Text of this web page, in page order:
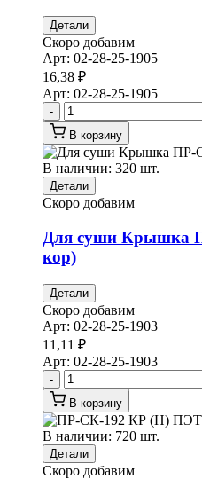
Детали
Скоро добавим
Арт: 02-28-25-1905
16,38 ₽
Арт: 02-28-25-1905
-
В корзину
В наличии: 320 шт.
Детали
Скоро добавим
Для суши Крышка
кор)
Детали
Скоро добавим
Арт: 02-28-25-1903
11,11 ₽
Арт: 02-28-25-1903
-
В корзину
В наличии: 720 шт.
Детали
Скоро добавим